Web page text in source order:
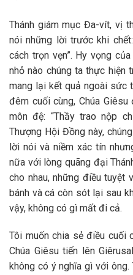
Thánh giám mục Đa-vít, vị
nói những lời trước khi
cách trọn vẹn”. Hy vọng
nhỏ nào chúng ta thực hiện
mang lại kết quả ngoài sức
đêm cuối cùng, Chúa
môn đệ: “Thầy trao nộp
Thượng Hội Đồng này,
lời nói và niềm xác tín
nữa với lòng quãng đại
cho nhau, những điều tuyệt
bánh và cá còn sót lại sau
vậy, không có gì mất đi cả.
Tôi muốn chia sẻ điều cuối
Chúa Giêsu tiến lên
không có ý nghĩa gì với